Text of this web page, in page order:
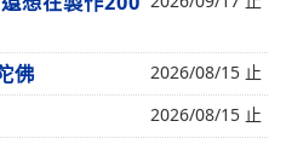
佛 2026/08/15 止
2026/08/15 止